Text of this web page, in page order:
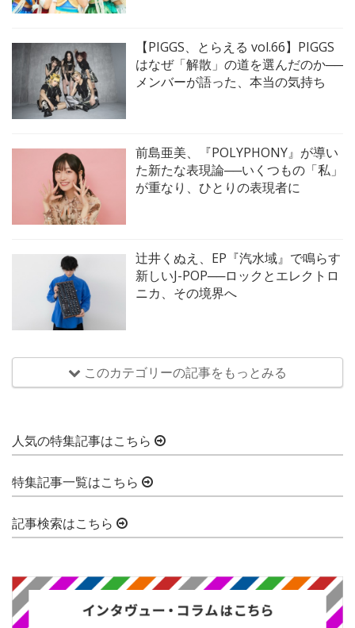
【PIGGS、とらえる vol.66】PIGGS
はなぜ「解散」の道を選んだのか──
メンバーが語った、本当の気持ち
前島亜美、『POLYPHONY』が導い
た新たな表現論──いくつもの「私」
が重なり、ひとりの表現者に
辻井くぬえ、EP『汽水域』で鳴らす
新しいJ-POP──ロックとエレクトロ
ニカ、その境界へ
このカテゴリーの記事をもっとみる
人気の特集記事はこちら
特集記事一覧はこちら
記事検索はこちら